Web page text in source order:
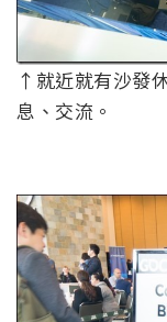
↑就近就有沙發
息、交流。